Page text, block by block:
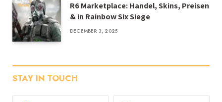
R6 Marketplace: Handel, Skins, Preisen
& in Rainbow Six Siege
DECEMBER 3, 2025
STAY IN TOUCH